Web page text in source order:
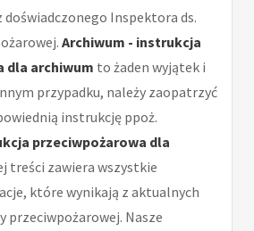
Inspektora ds.
Archiwum - instrukcja
dla archiwum to żaden wyjątek i
przypadku, należy zaopatrzyć
instrukcję ppoż.
przeciwpożarowa dla
treści zawiera wszystkie
które wynikają z aktualnych
przeciwpożarowej. Nasze